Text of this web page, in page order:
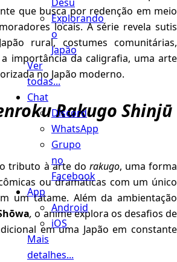
Explorando
o
Japão
Ver
todas...
Chat
Discord
WhatsApp
Grupo
no
Facebook
App
Android
iOS
Mais
detalhes...
que busca por redenção em meio
locais. A série revela sutis
rural, costumes comunitárias,
importância da caligrafia, uma arte
no Japão moderno.
Rakugo Shinjū
tributo à arte do rakugo, uma forma
ou dramáticas com um único
um tatame. Além da ambientação
, o anime explora os desafios de
em uma Japão em constante